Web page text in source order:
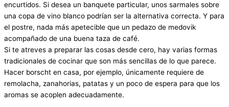
encurtidos. Si desea un banquete particular, unos sarmales sobre
una copa de vino blanco podrían ser la alternativa correcta. Y para
el postre, nada más apetecible que un pedazo de medovik
acompañado de una buena taza de café.
Si te atreves a preparar las cosas desde cero, hay varias formas
tradicionales de cocinar que son más sencillas de lo que parece.
Hacer borscht en casa, por ejemplo, únicamente requiere de
remolacha, zanahorias, patatas y un poco de espera para que los
aromas se acoplen adecuadamente.